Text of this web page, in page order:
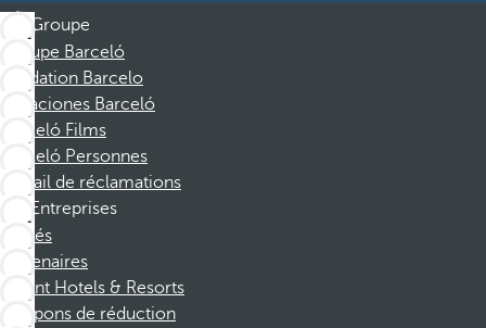
Groupe
Groupe Barceló
Fondation Barcelo
Vacaciones Barceló
Barceló Films
Barceló Personnes
Portail de réclamations
Entreprises
Affiliés
Partenaires
Dorint Hotels & Resorts
Coupons de réduction